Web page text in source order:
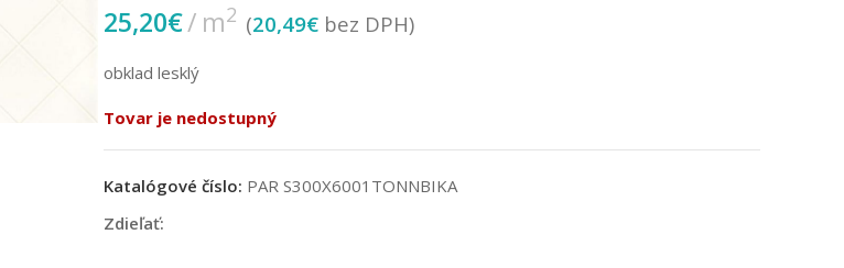
25,20€ m2 (20,49€ bez DPH)
obklad lesklý
Tovar je nedostupný
Katalógové číslo: PAR S300X6001TONNBIKA
Zdieľať: